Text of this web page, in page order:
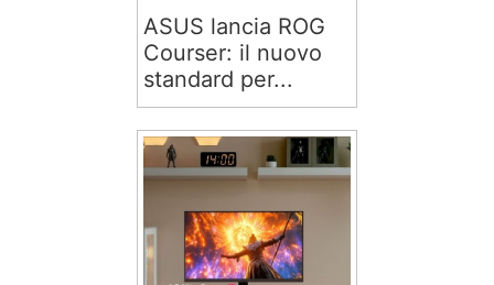
ASUS lancia ROG
Courser: il nuovo
standard per...